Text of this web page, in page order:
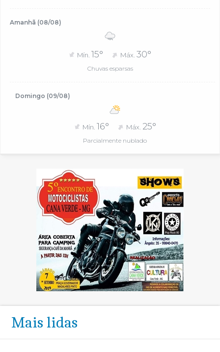
Amanhã (08/08)
Mín. 15° Máx. 30°
Chuvas esparsas
Domingo (09/08)
Mín. 16° Máx. 25°
Parcialmente nublado
Mais lidas